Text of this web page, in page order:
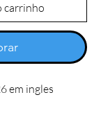
carrinho
em ingles